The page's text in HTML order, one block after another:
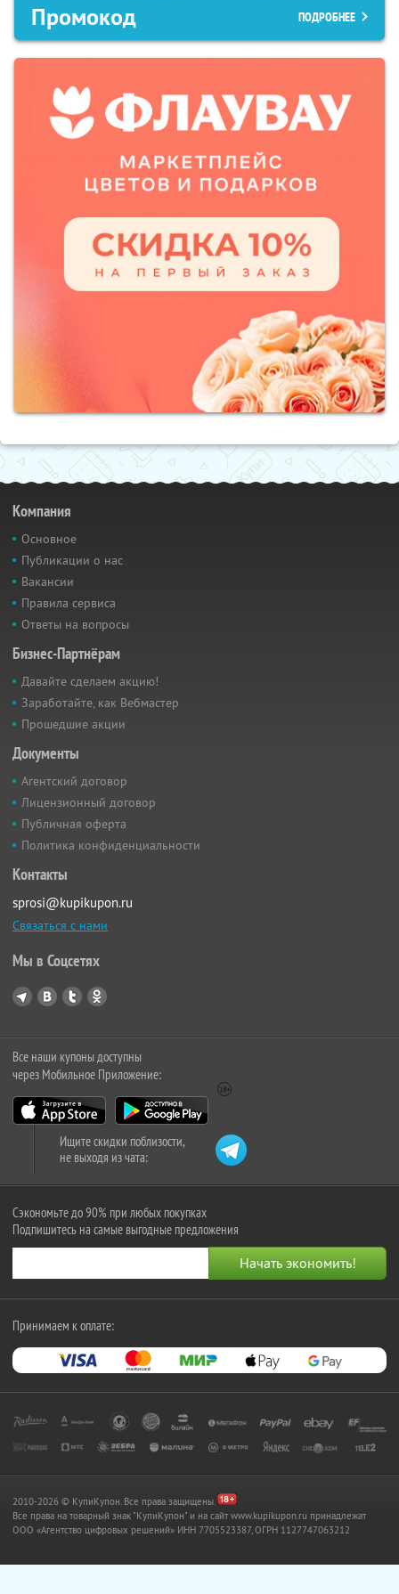
Промокод ПОДРОБНЕЕ
Компания
Основное
Публикации о нас
Вакансии
Правила сервиса
Ответы на вопросы
Бизнес-Партнёрам
Давайте сделаем акцию!
Заработайте, как Вебмастер
Прошедшие акции
Документы
Агентский договор
Лицензионный договор
Публичная оферта
Политика конфиденциальности
Контакты
sprosi@kupikupon.ru
Связаться с нами
Мы в Соцсетях
Все наши купоны доступны
через Мобильное Приложение:
Ищите скидки поблизости,
не выходя из чата:
Сэкономьте до 90% при любых покупках
Подпишитесь на самые выгодные предложения
Принимаем к оплате:
2010-2026 © КупиКупон. Все права защищены.
Все права на товарный знак "КупиКупон" и на сайт www.kupikupon.ru принадлежат
OOO «Агентство цифровых решений» ИНН 7705523387, ОГРН 1127747063212